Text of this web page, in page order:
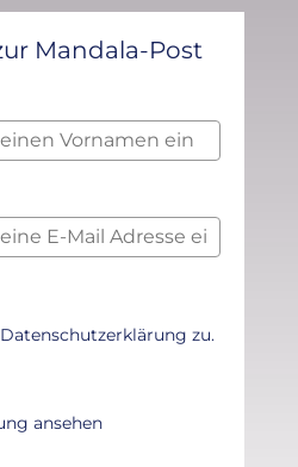
Mandala-Post
zu.
ansehen